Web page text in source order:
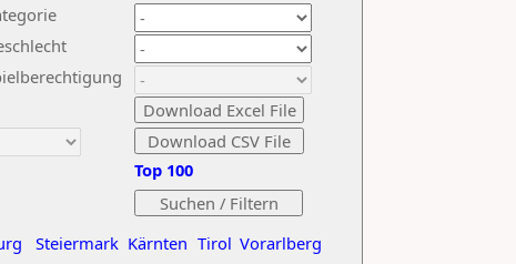
Steiermark Kärnten Tirol Vorarlberg
Top 100